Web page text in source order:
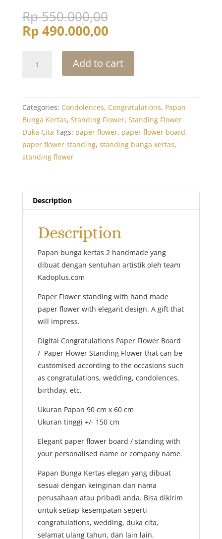
Rp550.000,00
Rp 550.000,00.
Rp490.000,00Current
is:
Rp 490.000,00.
Bunga
quantity
Add to cart
Categories: Condolences, Congratulations, Papan
Bunga Kertas, Standing Flower, Standing Flower
Duka Cita Tags: paper flower, paper flower board,
paper flower standing, standing bunga kertas,
standing flower
Description
Description
Papan bunga kertas 2 handmade yang
dibuat dengan sentuhan artistik oleh team
Kadoplus.com
Paper Flower standing with hand made
paper flower with elegant design. A gift that
will impress.
Digital Congratulations Paper Flower Board
/ Paper Flower Standing Flower that can be
customised according to the occasions such
as congratulations, wedding, condolences,
birthday, etc.
Ukuran Papan 90 cm x 60 cm
Ukuran tinggi +/- 150 cm
Elegant paper flower board / standing with
your personalised name or company name.
Papan Bunga Kertas elegan yang dibuat
sesuai dengan keinginan dan nama
perusahaan atau pribadi anda. Bisa dikirim
untuk setiap kesempatan seperti
congratulations, wedding, duka cita,
selamat ulang tahun, dan lain lain.